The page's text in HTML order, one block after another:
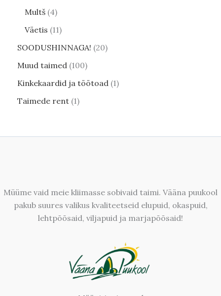
Multš 4
Väetis 11
SOODUSHINNAGA! 20
Muud taimed 100
Kinkekaardid ja töötoad 1
Taimede rent 1
Müüme vaid meie kliimasse sobivaid taimi. Vääna puukool
pakub suures valikus kvaliteetseid elupuid, okaspuid,
lehtpõõsaid, viljapuid ja marjapõõsaid!